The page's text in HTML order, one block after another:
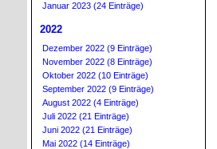
Januar 2023 (24 Einträge)
2022
Dezember 2022 (9 Einträge)
November 2022 (8 Einträge)
Oktober 2022 (10 Einträge)
September 2022 (9 Einträge)
August 2022 (4 Einträge)
Juli 2022 (21 Einträge)
Juni 2022 (21 Einträge)
Mai 2022 (14 Einträge)